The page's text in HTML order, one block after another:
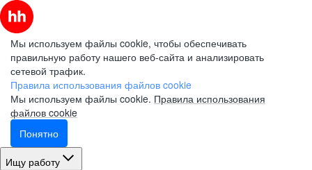
Мы используем файлы cookie, чтобы обеспечивать
правильную работу нашего веб-сайта и анализировать
сетевой трафик.
Правила использования файлов cookie
Мы используем файлы cookie. Правила использования
файлов cookie
Понятно
Ищу работу